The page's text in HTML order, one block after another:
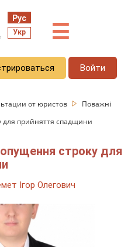
Рус
Укр ☰
Войти
от юристов
Поважні
для прийняття спадщини
строку для
Ігор Олегович